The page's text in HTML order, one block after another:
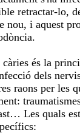
retractar-lo,
nou, i aquest
és la
dels
raons per les
Les quals